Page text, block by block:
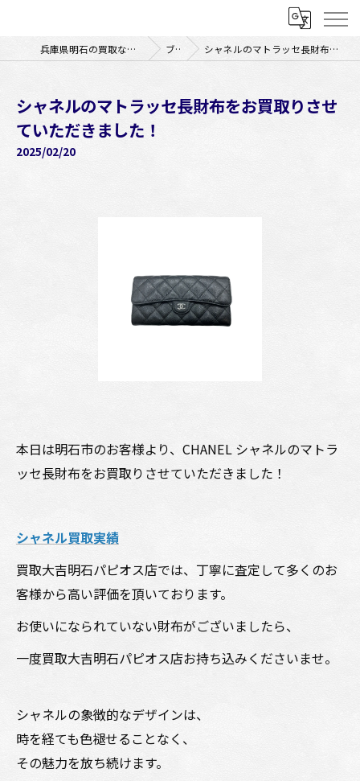
兵庫県明石の買取なら買取大吉明石パピオス店 ブログ シャネルのマトラッセ長財布をお買取りさせていただきました！
シャネルのマトラッセ長財布をお買取りさせ
ていただきました！
2025/02/20
本日は明石市のお客様より、CHANEL シャネルのマトラ
ッセ長財布をお買取りさせていただきました！
シャネル買取実績
買取大吉明石パピオス店では、丁寧に査定して多くのお
客様から高い評価を頂いております。
お使いになられていない財布がございましたら、
一度買取大吉明石パピオス店お持ち込みくださいませ。
シャネルの象徴的なデザインは、
時を経ても色褪せることなく、
その魅力を放ち続けます。